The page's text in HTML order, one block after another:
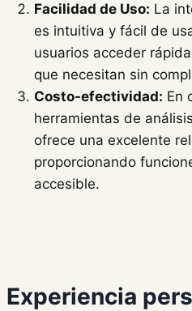
Facilidad de Uso: La
es intuitiva y fácil de
usuarios acceder
que necesitan sin
Costo-efectividad: En
herramientas de
ofrece una excelente
proporcionando
accesible.
Experiencia